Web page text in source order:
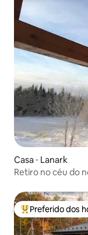
Casa ⋅ Lanark
Retiro no céu do
Entre os
Preferido dos